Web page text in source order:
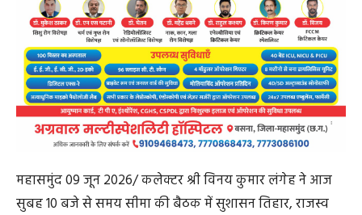
महासमुंद 09 जून 2026/ कलेक्टर श्री विनय कुमार लंगेह ने आज
सुबह 10 बजे से समय सीमा की बैठक में सुशासन तिहार, राजस्व